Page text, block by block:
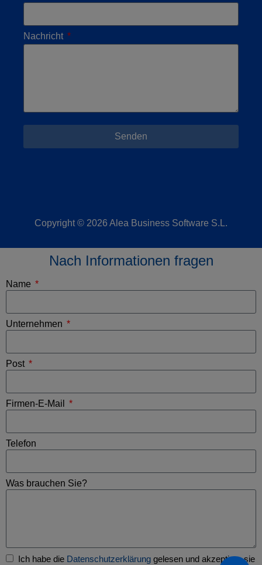
Nachricht
Senden
Copyright © 2026 Alea Business Software S.L.
Nach Informationen fragen
Name
Unternehmen
Post
Firmen-E-Mail
Telefon
Was brauchen Sie?
Ich habe die Datenschutzerklärung gelesen und akzeptiere sie